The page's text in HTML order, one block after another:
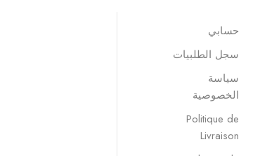
حسابي
سجل الطلبيات
سياسة
الخصوصية
Politique de
Livraison